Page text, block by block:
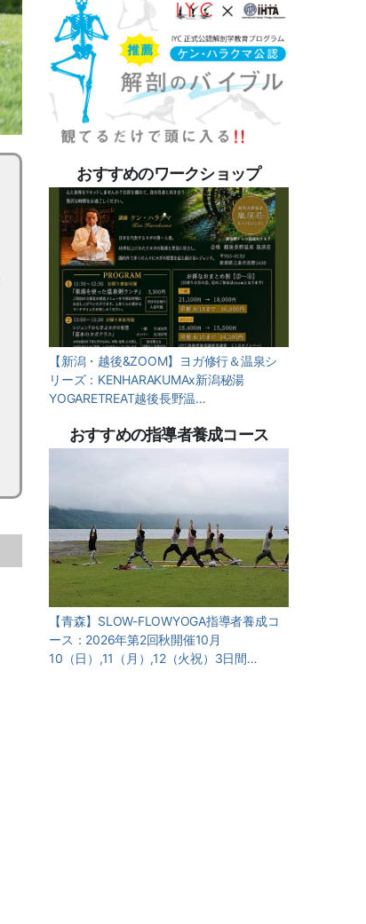
おすすめのワークショップ
【新潟・越後&ZOOM】ヨガ修行＆温泉シ
リーズ：KENHARAKUMAx新潟秘湯
YOGARETREAT越後長野温…
おすすめの指導者養成コース
【青森】SLOW-FLOWYOGA指導者養成コ
ース：2026年第2回秋開催10月
10（日）,11（月）,12（火祝）3日間…